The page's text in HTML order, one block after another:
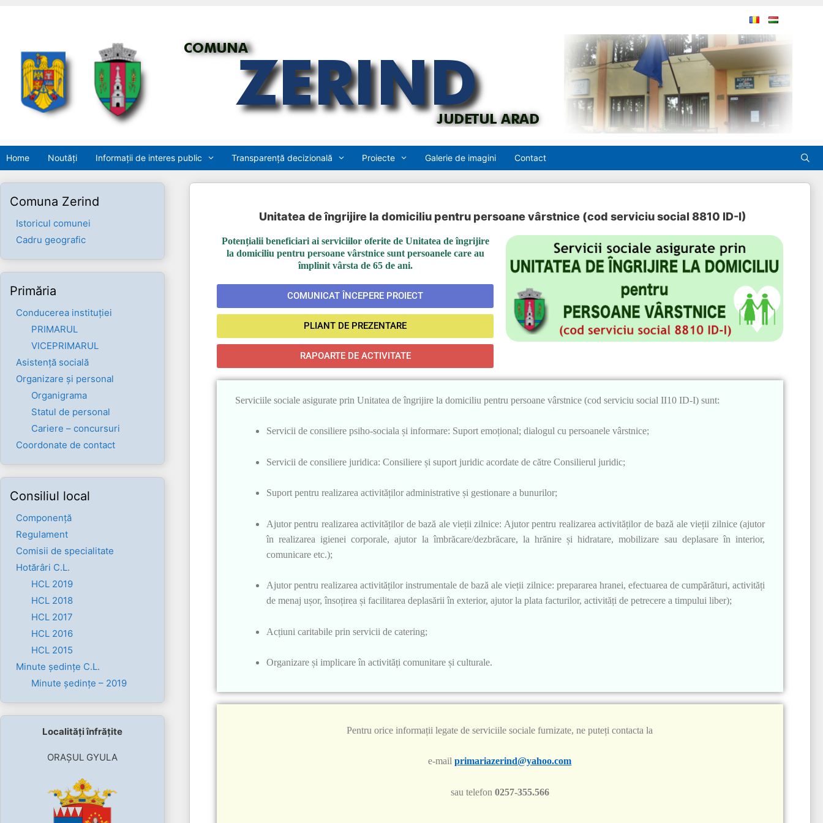
Home Noutăți Informații de interes public Transparență decizională Proiecte Galerie de imagini Contact
Unitatea de îngrijire la domiciliu pentru persoane vârstnice (cod serviciu social 8810 ID-I)
Potențialii beneficiari ai serviciilor oferite de Unitatea de îngrijire
la domiciliu pentru persoane vârstnice sunt persoanele care au
împlinit vârsta de 65 de ani.
COMUNICAT ÎNCEPERE PROIECT
PLIANT DE PREZENTARE
RAPOARTE DE ACTIVITATE
Serviciile sociale asigurate prin Unitatea de îngrijire la domiciliu pentru persoane vârstnice (cod serviciu social II10 ID-I) sunt:
Servicii de consiliere psiho-sociala și informare: Suport emoțional; dialogul cu persoanele vârstnice;
Servicii de consiliere juridica: Consiliere și suport juridic acordate de către Consilierul juridic;
Suport pentru realizarea activităților administrative și gestionare a bunurilor;
Ajutor pentru realizarea activităților de bază ale vieții zilnice: Ajutor pentru realizarea activităților de bază ale vieții zilnice (ajutor
în realizarea igienei corporale, ajutor la îmbrăcare/dezbrăcare, la hrănire și hidratare, mobilizare sau deplasare în interior,
comunicare etc.);
Ajutor pentru realizarea activităților instrumentale de bază ale vieții zilnice: prepararea hranei, efectuarea de cumpărături, activități
de menaj ușor, însoțirea și facilitarea deplasării în exterior, ajutor la plata facturilor, activități de petrecere a timpului liber);
Acțiuni caritabile prin servicii de catering;
Organizare și implicare în activități comunitare și culturale.
Pentru orice informații legate de serviciile sociale furnizate, ne puteți contacta la
e-mailprimariazerind@yahoo.com
sau telefon 0257-355.566
Comuna Zerind
Istoricul comunei
Cadru geografic
Primăria
Conducerea instituției
PRIMARUL
VICEPRIMARUL
Asistență socială
Organizare și personal
Organigrama
Statul de personal
Cariere – concursuri
Coordonate de contact
Consiliul local
Componenţă
Regulament
Comisii de specialitate
Hotărâri C.L.
HCL 2019
HCL 2018
HCL 2017
HCL 2016
HCL 2015
Minute ședințe C.L.
Minute ședințe – 2019
Localități înfrățite
ORAȘUL GYULA